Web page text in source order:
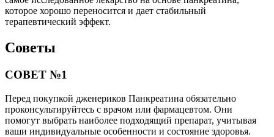
которое хорошо переносится и дает стабильный
терапевтический эффект.
Советы
СОВЕТ №1
Перед покупкой дженериков Панкреатина обязательно
проконсультируйтесь с врачом или фармацевтом. Они
помогут выбрать наиболее подходящий препарат, учитывая
ваши индивидуальные особенности и состояние здоровья.